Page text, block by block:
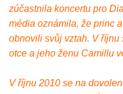
zúčastnila koncertu pro
média oznámila, že princ
obnovili svůj vztah. V
otce a jeho ženu Camillu
V říjnu 2010 se na